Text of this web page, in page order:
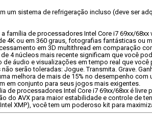
um sistema de refrigeração incluso (deve ser
família de processadores Intel Core i7 69xx/
4K ou em 360 graus, fotografias fantásticas
em 3D multithread em comparação
4 núcleos mais recente significam que você
áudio e visualizações em tempo real que
serão toleradas: Jogue. Transmita. Grave.
melhora de mais de 15% no desempenho
em conjunto para seus jogos mais exigentes.
de processadores Intel Core i7 69xx/68xx é
do AVX para maior estabilidade e controle de
XMP), você tem um poderoso kit para